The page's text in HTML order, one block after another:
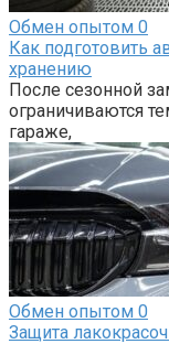
Обмен опытом 0
Как подготовить
хранению
После сезонной
ограничиваются
гараже,
Обмен опытом 0
Защита